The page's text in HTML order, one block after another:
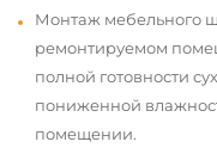
Монтаж мебельного
ремонтируемом
полной готовности
пониженной
помещении.